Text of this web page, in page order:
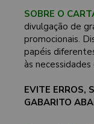
SOBRE O
divulgação de
promocionais.
papéis
às
EVITE ERROS,
GABARITO